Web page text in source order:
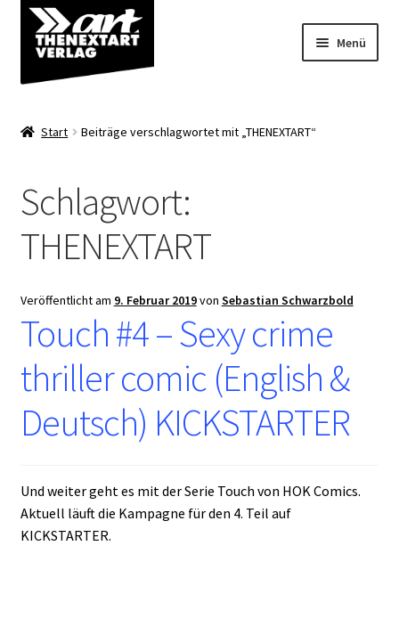
Zur
Navigation
springen
Zum
Inhalt
springen
Menü
Über uns
Start Beiträge verschlagwortet mit „THENEXTART“
Schlagwort:
THENEXTART
Veröffentlicht am 9. Februar 2019von Sebastian Schwarzbold
Touch #4 – Sexy crime
thriller comic (English &
Deutsch) KICKSTARTER
Und weiter geht es mit der Serie Touch von HOK Comics.
Aktuell läuft die Kampagne für den 4. Teil auf
KICKSTARTER.